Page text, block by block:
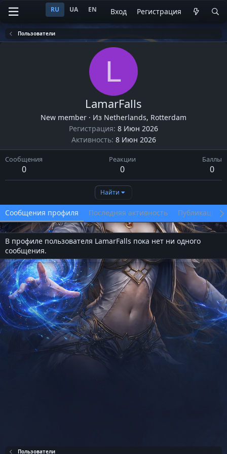
RU UA EN Вход Регистрация
Пользователи
L
LamarFalls
New member · Из Netherlands, Rotterdam
Регистрация 8 Июн 2026
Активность 8 Июн 2026
Сообщения
0
Реакции
0
Баллы
0
Найти
Сообщения профиля Последняя активность Публикации
В профиле пользователя LamarFalls пока нет ни одного
сообщения.
Пользователи